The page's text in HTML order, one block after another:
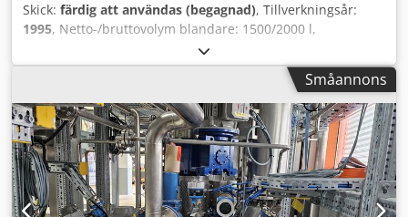
Skick: färdig att användas (begagnad), Tillverkningsår:
1995, Netto-/bruttovolym blandare: 1500/2000 l,
användbar volym efterbehållare: 1790 l, motoreffekt: 55
kW, längd: 4700 mm, bredd: 2500 mm, höjd: 3400 mm, vikt
blandare/efterbehållare: 3,9/1,21 t, levereras med
omfattande dokumentation. En visning på plats är möjlig.
Djdpfsrn Rc Dox Acijwa
Småannons